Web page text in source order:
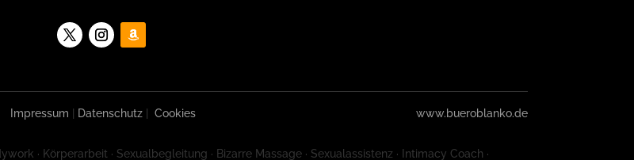
Impressum | Datenschutz| Cookies www.bueroblanko.de
· Körperarbeit · Sexualbegleitung · Bizarre Massage · Sexualassistenz · Intimacy Coach ·